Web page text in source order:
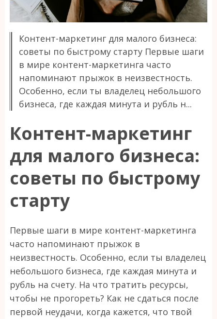
Контент-маркетинг для малого бизнеса:
советы по быстрому старту Первые шаги
в мире контент-маркетинга часто
напоминают прыжок в неизвестность.
Особенно, если ты владелец небольшого
бизнеса, где каждая минута и рубль н...
Контент-маркетинг
для малого бизнеса:
советы по быстрому
старту
Первые шаги в мире контент-маркетинга
часто напоминают прыжок в
неизвестность. Особенно, если ты владелец
небольшого бизнеса, где каждая минута и
рубль на счету. На что тратить ресурсы,
чтобы не прогореть? Как не сдаться после
первой неудачи, когда кажется, что твой